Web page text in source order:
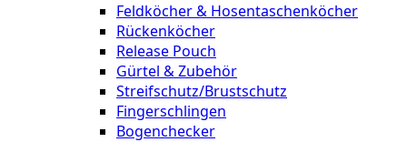
Feldköcher & Hosentaschenköcher
Rückenköcher
Release Pouch
Gürtel & Zubehör
Streifschutz/Brustschutz
Fingerschlingen
Bogenchecker